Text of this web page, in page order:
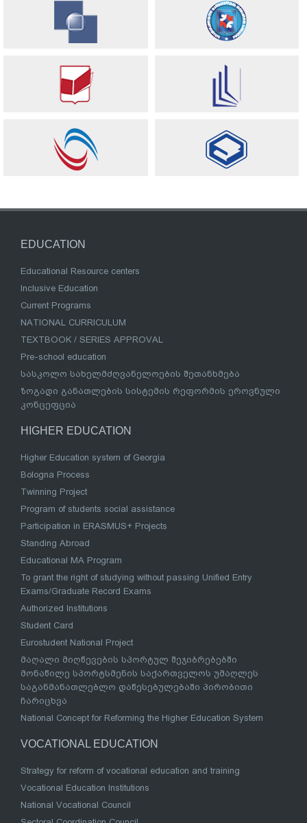
EDUCATION
Educational Resource centers
Inclusive Education
Current Programs
NATIONAL CURRICULUM
TEXTBOOK / SERIES APPROVAL
Pre-school education
სასკოლო სახელმძღვანელოების შეთანხმება
ზოგადი განათლების სისტემის რეფორმის ეროვნული
კონცეფცია
HIGHER EDUCATION
Higher Education system of Georgia
Bologna Process
Twinning Project
Program of students social assistance
Participation in ERASMUS+ Projects
Standing Abroad
Educational MA Program
To grant the right of studying without passing Unified Entry
Exams/Graduate Record Exams
Authorized Institutions
Student Card
Eurostudent National Project
მაღალი მიღწევების სპორტულ შეჯიბრებებში
მონაწილე სპორტსმენის საქართველოს უმაღლეს
საგანმანათლებლო დაწესებულებაში პირობითი
ჩარიცხვა
National Concept for Reforming the Higher Education System
VOCATIONAL EDUCATION
Strategy for reform of vocational education and training
Vocational Education Institutions
National Vocational Council